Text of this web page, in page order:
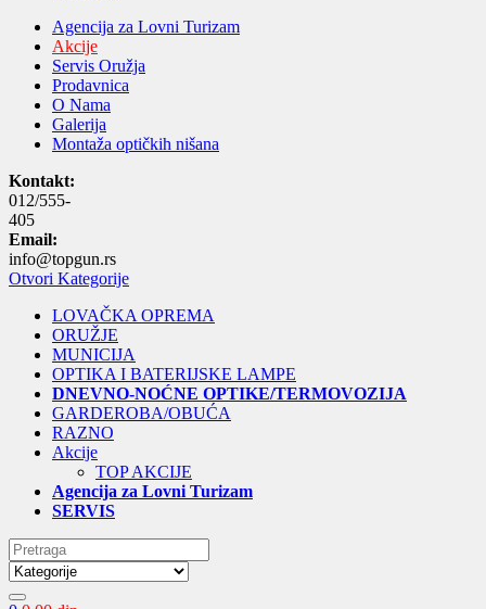
Agencija za Lovni Turizam
Akcije
Servis Oružja
Prodavnica
O Nama
Galerija
Montaža optičkih nišana
Kontakt:
012/555-
405
Email:
info@topgun.rs
Otvori Kategorije
LOVAČKA OPREMA
ORUŽJE
MUNICIJA
OPTIKA I BATERIJSKE LAMPE
DNEVNO-NOĆNE OPTIKE/TERMOVOZIJA
GARDEROBA/OBUĆA
RAZNO
Akcije
TOP AKCIJE
Agencija za Lovni Turizam
SERVIS
Search
for: